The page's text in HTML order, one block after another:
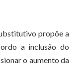
propõe a
a inclusão do
o aumento da